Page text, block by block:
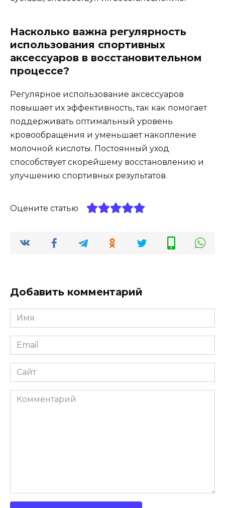
Насколько важна регулярность
использования спортивных
аксессуаров в восстановительном
процессе?
Регулярное использование аксессуаров
повышает их эффективность, так как помогает
поддерживать оптимальный уровень
кровообращения и уменьшает накопление
молочной кислоты. Постоянный уход
способствует скорейшему восстановлению и
улучшению спортивных результатов.
Оцените статью
Добавить комментарий
Имя
Email
Сайт
Комментарий